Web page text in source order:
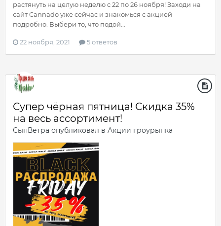
растянуть на целую неделю с 22 по 26 ноября! Заходи на
сайт Cannado уже сейчас и знакомься с акцией
подробно. Выбери то, что подой...
22 ноября, 2021 5 ответов
Супер чёрная пятница! Скидка 35%
на весь ассортимент!
СынВетра опубликовал в Акции гроурынка